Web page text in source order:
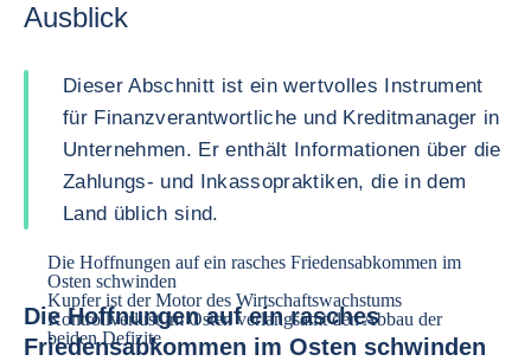
Ausblick
Dieser Abschnitt ist ein wertvolles Instrument
für Finanzverantwortliche und Kreditmanager in
Unternehmen. Er enthält Informationen über die
Zahlungs- und Inkassopraktiken, die in dem
Land üblich sind.
Die Hoffnungen auf ein rasches Friedensabkommen im
Osten schwinden
Kupfer ist der Motor des Wirtschaftswachstums
Kontrollverlust im Osten verlangsamt den Abbau der
beiden Defizite
Die Hoffnungen auf ein rasches
Friedensabkommen im Osten schwinden